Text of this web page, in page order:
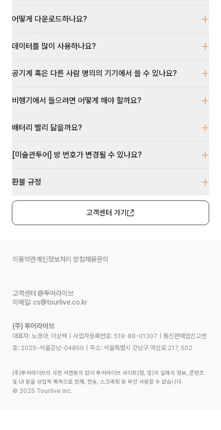
어떻게 다운로드하나요?
데이터를 많이 사용하나요?
공기계 혹은 다른 사람 명의의 기기에서 쓸 수 있나요?
비행기에서 들으려면 어떻게 해야 할까요?
배터리 빨리 닳을까요?
[미술관투어] 방 번호가 변경될 수 있나요?
환불 규정
고객센터 가기
이용약관개인정보처리 방침채용문의
고객센터 @투어라이브
이메일: cs@tourlive.co.kr
(주) 투어라이브
대표자: 노경아, 이상백 사업자등록번호: 519-88-01307
통신판매업신고번
호: 2025-서울강남-04850 주소: 서울특별시 강남구 역삼로 217, 502
(주)투어라이브의 사전 서면동의 없이 투어라이브 사이트(웹, 앱)의 일체의 정보, 콘텐츠
및 UI 등을 상업적 목적으로 전재, 전송, 스크래핑 등 무단 사용할 수 없습니다.
© 2025 Tourlive Inc.